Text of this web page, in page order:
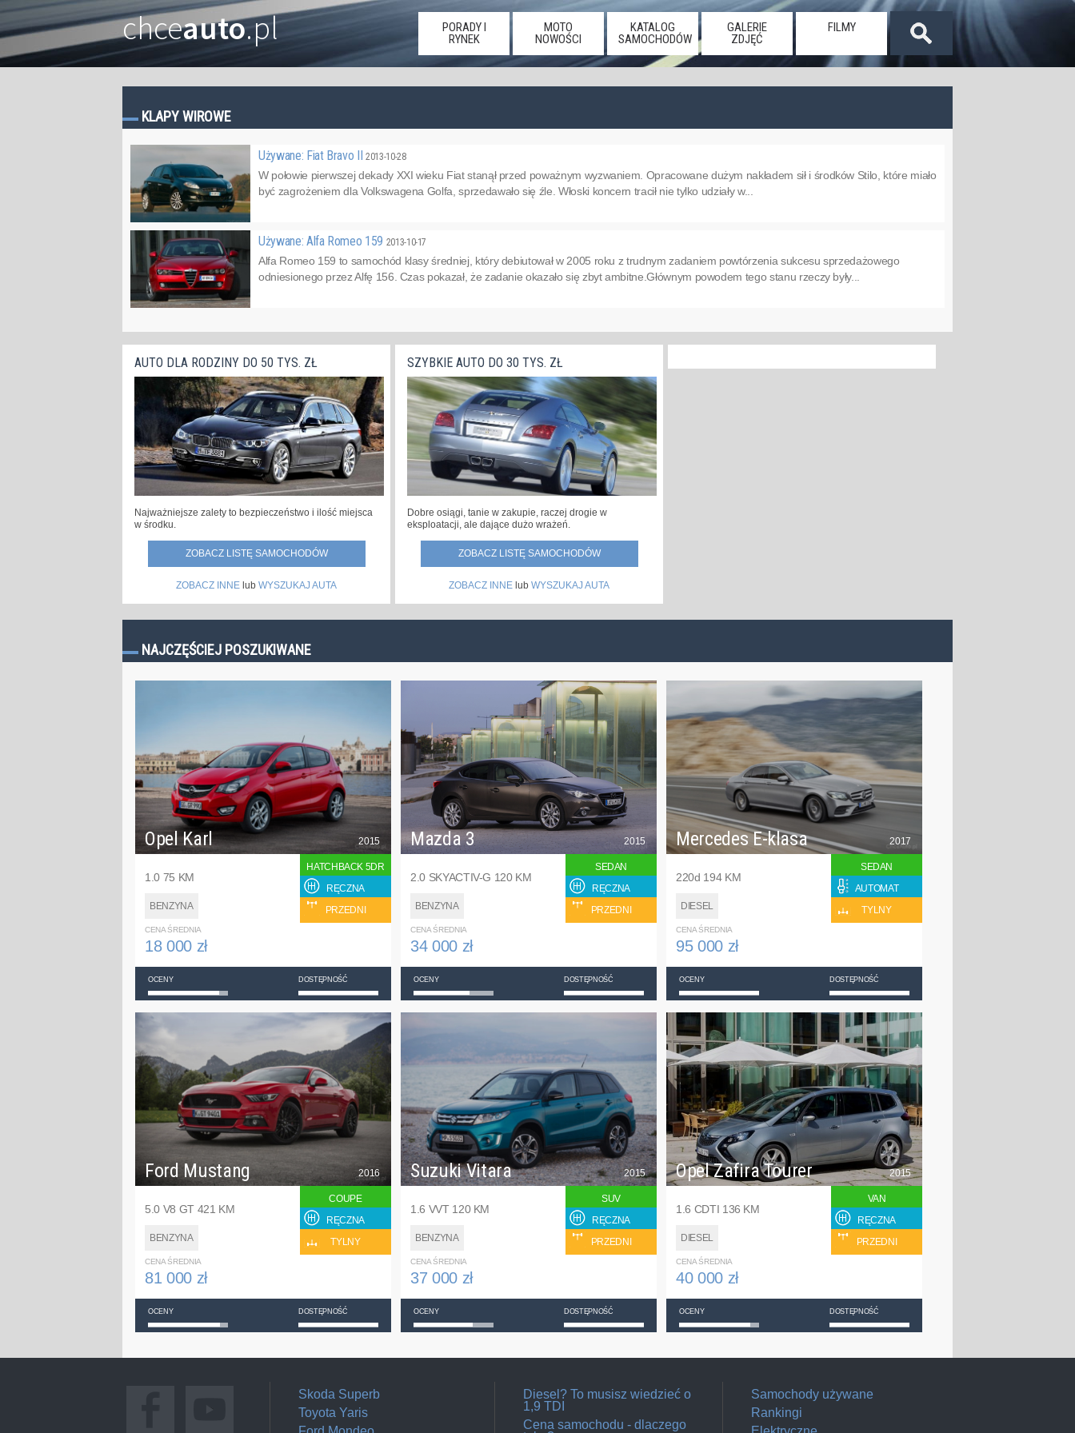
chceauto.pl
PORADY I
RYNEK
MOTO
NOWOŚCI
KATALOG
SAMOCHODÓW
GALERIE
ZDJĘĆ
FILMY
KLAPY WIROWE
Używane: Fiat Bravo II 2013-10-28
W połowie pierwszej dekady XXI wieku Fiat stanął przed poważnym wyzwaniem. Opracowane dużym nakładem sił i środków Stilo, które miało
być zagrożeniem dla Volkswagena Golfa, sprzedawało się źle. Włoski koncern tracił nie tylko udziały w...
Używane: Alfa Romeo 159 2013-10-17
Alfa Romeo 159 to samochód klasy średniej, który debiutował w 2005 roku z trudnym zadaniem powtórzenia sukcesu sprzedażowego
odniesionego przez Alfę 156. Czas pokazał, że zadanie okazało się zbyt ambitne.Głównym powodem tego stanu rzeczy były...
AUTO DLA RODZINY DO 50 TYS. ZŁ
Najważniejsze zalety to bezpieczeństwo i ilość miejsca
w środku.
ZOBACZ LISTĘ SAMOCHODÓW
ZOBACZ INNE lub WYSZUKAJ AUTA
SZYBKIE AUTO DO 30 TYS. ZŁ
Dobre osiągi, tanie w zakupie, raczej drogie w
eksploatacji, ale dające dużo wrażeń.
ZOBACZ LISTĘ SAMOCHODÓW
ZOBACZ INNE lub WYSZUKAJ AUTA
NAJCZĘŚCIEJ POSZUKIWANE
Opel Karl
1.0 75 KM
BENZYNA
2015
HATCHBACK 5DR
RĘCZNA
PRZEDNI
CENA ŚREDNIA
18 000 zł
OCENY DOSTĘPNOŚĆ
Mazda 3
2.0 SKYACTIV-G 120 KM
BENZYNA
2015
SEDAN
RĘCZNA
PRZEDNI
CENA ŚREDNIA
34 000 zł
OCENY DOSTĘPNOŚĆ
Mercedes E-klasa
220d 194 KM
DIESEL
2017
SEDAN
AUTOMAT
TYLNY
CENA ŚREDNIA
95 000 zł
OCENY DOSTĘPNOŚĆ
Ford Mustang
5.0 V8 GT 421 KM
BENZYNA
2016
COUPE
RĘCZNA
TYLNY
CENA ŚREDNIA
81 000 zł
OCENY DOSTĘPNOŚĆ
Suzuki Vitara
1.6 VVT 120 KM
BENZYNA
2015
SUV
RĘCZNA
PRZEDNI
CENA ŚREDNIA
37 000 zł
OCENY DOSTĘPNOŚĆ
Opel Zafira Tourer
1.6 CDTI 136 KM
DIESEL
2015
VAN
RĘCZNA
PRZEDNI
CENA ŚREDNIA
40 000 zł
OCENY DOSTĘPNOŚĆ
Skoda Superb
Toyota Yaris
Diesel? To musisz wiedzieć o
1,9 TDI
Cena samochodu - dlaczego
Samochody używane
Rankingi